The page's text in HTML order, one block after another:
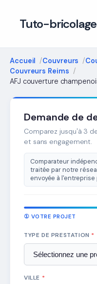
Tuto-
Accueil Couvreurs
Couvreurs Reims
AFJ couverture
Demande de
Comparez jusqu'à 3
et sans engagement.
Comparateur
traitée par notre
envoyée à
① VOTRE PROJET
TYPE DE PRESTATION *
VILLE *